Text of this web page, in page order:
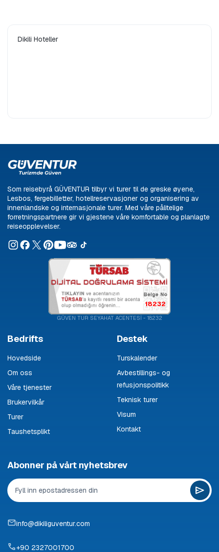
Dikili Hoteller
Som reisebyrå GÜVENTUR tilbyr vi turer til de greske øyene,
Lesbos, fergebilletter, hotellreservasjoner og organisering av
innenlandske og internasjonale turer. Med våre pålitelige
forretningspartnere gir vi gjestene våre komfortable og planlagte
reiseopplevelser.
18232
GÜVEN TUR SEYAHAT ACENTESİ - 18232
Bedrifts
Hovedside
Om oss
Våre tjenester
Brukervilkår
Turer
Taushetsplikt
Destek
Turskalender
Avbestillings- og
refusjonspolitikk
Teknisk turer
Visum
Kontakt
Abonner på vårt nyhetsbrev
info@dikiliguventur.com
+90 2327001700